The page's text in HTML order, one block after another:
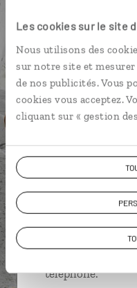
Les cookies sur le site
Nous utilisons des
sur notre site et
de nos publicités. Vous
cookies vous acceptez.
cliquant sur « gestion
Archipel
Suivez vos envies et
Ils sauront
près de vos
Échangez en
téléphone.